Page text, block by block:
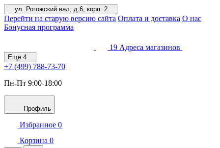
ул. Рогожский вал, д.6, корп. 2
Перейти на старую версию сайта Оплата и доставка О нас
Бонусная программа
19 Адреса магазинов
Ещё 4
+7 (499) 788-73-70
Пн-Пт 9:00-18:00
Профиль
Избранное 0
Корзина 0